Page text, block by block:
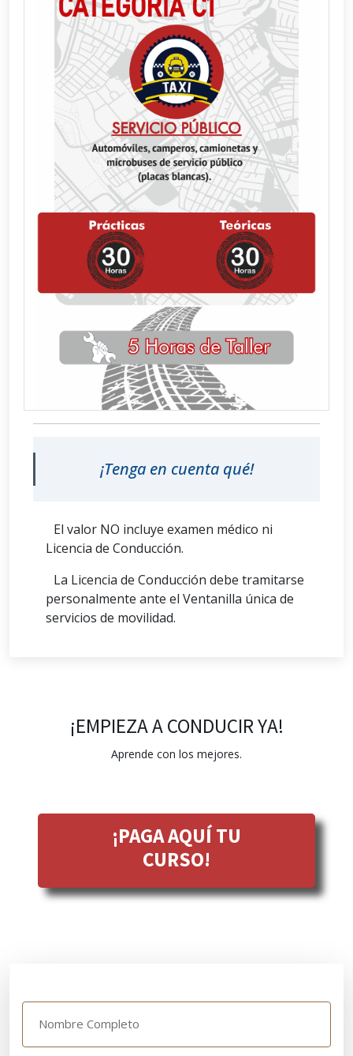
¡Tenga en cuenta qué!
El valor NO incluye examen médico ni
Licencia de Conducción.
La Licencia de Conducción debe tramitarse
personalmente ante el Ventanilla única de
servicios de movilidad.
¡EMPIEZA A CONDUCIR YA!
Aprende con los mejores.
¡PAGA AQUÍ TU
CURSO!
Nombre Completo